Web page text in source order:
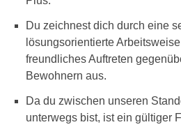
Du zeichnest dich durch eine
lösungsorientierte
freundliches Auftreten
Bewohnern aus.
Da du zwischen unseren
unterwegs bist, ist ein gültiger